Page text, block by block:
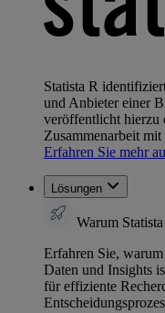
Statista R
und Anbieter einer
veröffentlicht hierzu
Zusammenarbeit
Erfahren Sie mehr
Lösungen
Warum Statista
Erfahren Sie,
Daten und Insights
für effiziente